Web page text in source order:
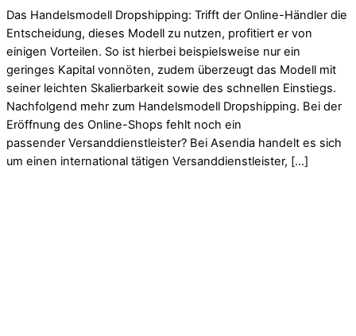
Das Handelsmodell Dropshipping: Trifft der Online-Händler die
Entscheidung, dieses Modell zu nutzen, profitiert er von
einigen Vorteilen. So ist hierbei beispielsweise nur ein
geringes Kapital vonnöten, zudem überzeugt das Modell mit
seiner leichten Skalierbarkeit sowie des schnellen Einstiegs.
Nachfolgend mehr zum Handelsmodell Dropshipping. Bei der
Eröffnung des Online-Shops fehlt noch ein
passender Versanddienstleister? Bei Asendia handelt es sich
um einen international tätigen Versanddienstleister, […]